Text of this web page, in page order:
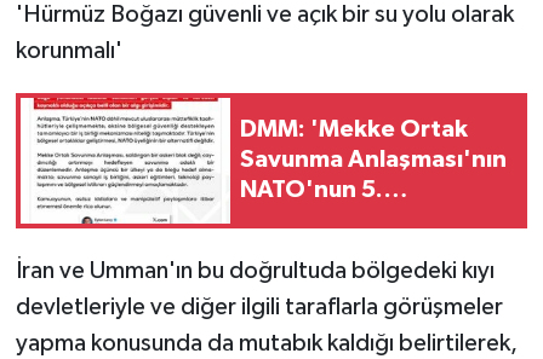
'Hürmüz Boğazı güvenli ve açık bir su yolu olarak
korunmalı'
DMM: 'Mekke Ortak
Savunma Anlaşması'nın
NATO'nun 5.
gerçek dışı'
İran ve Umman'ın bu doğrultuda bölgedeki kıyı
devletleriyle ve diğer ilgili taraflarla görüşmeler
yapma konusunda da mutabık kaldığı belirtilerek,